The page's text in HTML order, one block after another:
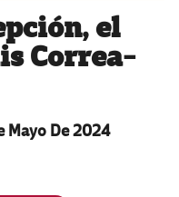
el
Correa-
Mayo De 2024